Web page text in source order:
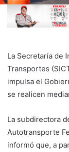
La Secretaría de
Transportes
impulsa el
se realicen
La subdirectora
Autotransporte
informó que, a